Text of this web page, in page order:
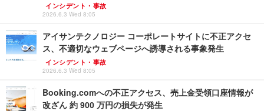
インシデント・事故
2026.6.3 Wed 8:05
アイサンテクノロジー コーポレートサイトに不正アクセ
ス、不適切なウェブページへ誘導される事象発生
インシデント・事故
2026.6.3 Wed 8:05
Booking.comへの不正アクセス、売上金受領口座情報が
改ざん 約 900 万円の損失が発生